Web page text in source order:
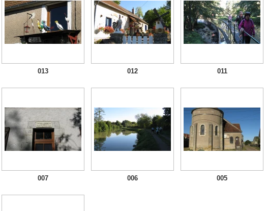
013 012 011
007 006 005